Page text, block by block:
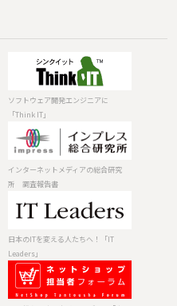
ソフトウェア開発エンジニアに
「Think IT」
インターネットメディアの総合研究
所 調査報告書
日本のITを変える人たちへ！「IT
Leaders」